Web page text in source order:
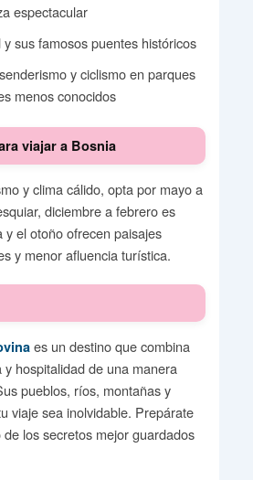
espectacular
sus famosos puentes históricos
y ciclismo en parques
menos conocidos
viajar a Bosnia
y clima cálido, opta por mayo a
diciembre a febrero es
y el otoño ofrecen paisajes
y menor afluencia turística.
es un destino que combina
y hospitalidad de una manera
pueblos, ríos, montañas y
viaje sea inolvidable. Prepárate
los secretos mejor guardados